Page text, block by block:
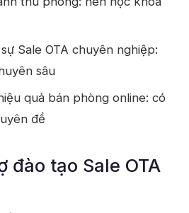
Sale OTA chuyên nghiệp:
sâu
quả bán phòng online: có
đề
đào tạo Sale OTA